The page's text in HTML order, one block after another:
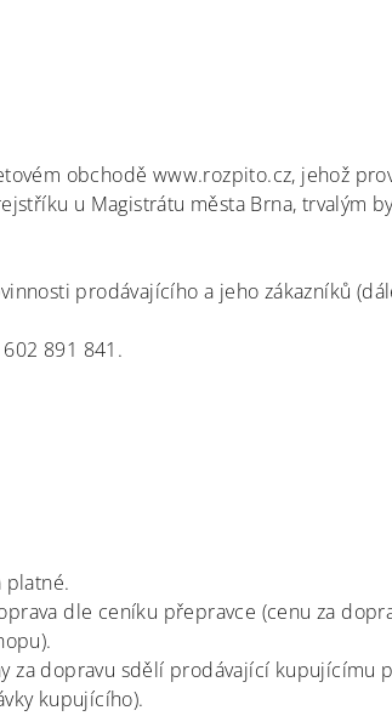
obchodě www.rozpito.cz, jehož
u Magistrátu města Brna, trvalým
prodávajícího a jeho zákazníků
891 841.
platné.
dle ceníku přepravce (cenu za
za dopravu sdělí prodávající kupujícímu
kupujícího).